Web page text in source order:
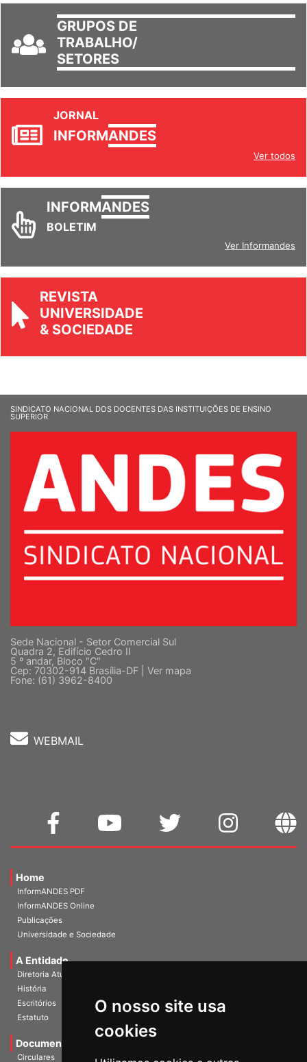
O nosso site usa
cookies
GRUPOS DE
TRABALHO/
SETORES
JORNAL
INFORMANDES
Ver todos
INFORMANDES
BOLETIM
Ver Informandes
REVISTA
UNIVERSIDADE
& SOCIEDADE
SINDICATO NACIONAL DOS DOCENTES DAS INSTITUIÇÕES DE ENSINO
SUPERIOR
Sede Nacional - Setor Comercial Sul
Quadra 2, Edifício Cedro II
5 º andar, Bloco "C"
Cep: 70302-914 Brasília-DF | Ver mapa
Fone: (61) 3962-8400
WEBMAIL
Home
InformANDES PDF
InformANDES Online
Publicações
Universidade e Sociedade
A Entidade
Diretoria Atual
História
Escritórios
Estatuto
Documentos
Circulares